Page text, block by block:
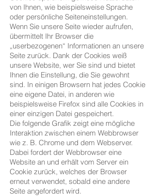
von Ihnen, wie beispielsweise Sprache
oder persönliche Seiteneinstellungen.
Wenn Sie unsere Seite wieder aufrufen,
übermittelt Ihr Browser die
„userbezogenen“ Informationen an unsere
Seite zurück. Dank der Cookies weiß
unsere Website, wer Sie sind und bietet
Ihnen die Einstellung, die Sie gewohnt
sind. In einigen Browsern hat jedes Cookie
eine eigene Datei, in anderen wie
beispielsweise Firefox sind alle Cookies in
einer einzigen Datei gespeichert.
Die folgende Grafik zeigt eine mögliche
Interaktion zwischen einem Webbrowser
wie z. B. Chrome und dem Webserver.
Dabei fordert der Webbrowser eine
Website an und erhält vom Server ein
Cookie zurück, welches der Browser
erneut verwendet, sobald eine andere
Seite angefordert wird.